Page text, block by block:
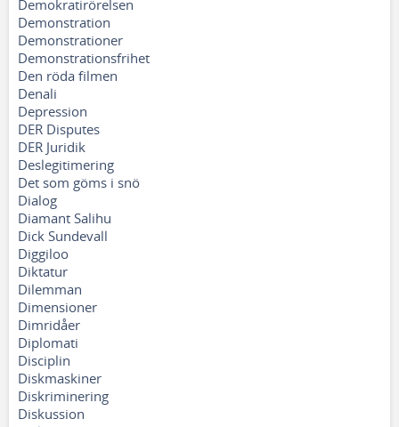
Demokratirörelsen
Demonstration
Demonstrationer
Demonstrationsfrihet
Den röda filmen
Denali
Depression
DER Disputes
DER Juridik
Deslegitimering
Det som göms i snö
Dialog
Diamant Salihu
Dick Sundevall
Diggiloo
Diktatur
Dilemman
Dimensioner
Dimridåer
Diplomati
Disciplin
Diskmaskiner
Diskriminering
Diskussion